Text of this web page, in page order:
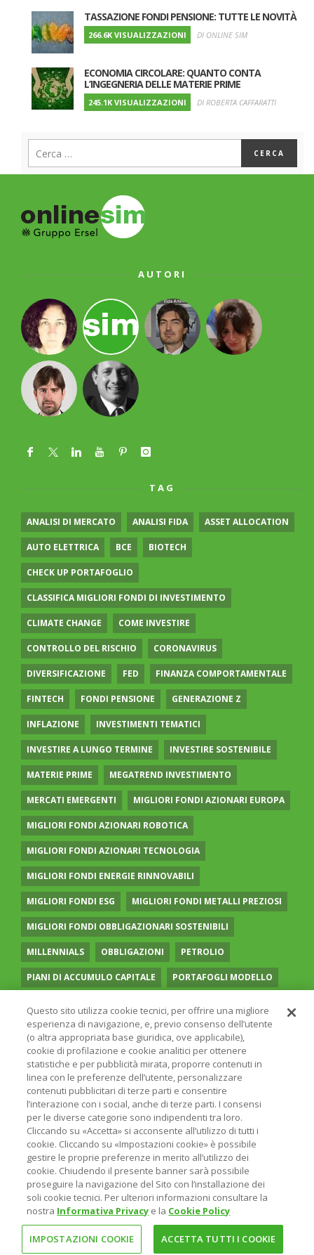
TASSAZIONE FONDI PENSIONE: TUTTE LE NOVITÀ
266.6K VISUALIZZAZIONI DI ONLINE SIM
ECONOMIA CIRCOLARE: QUANTO CONTA
L’INGEGNERIA DELLE MATERIE PRIME
245.1K VISUALIZZAZIONI DI ROBERTA CAFFARATTI
AUTORI
TAG
ANALISI DI MERCATO ANALISI FIDA ASSET ALLOCATION
AUTO ELETTRICA BCE BIOTECH
CHECK UP PORTAFOGLIO
CLASSIFICA MIGLIORI FONDI DI INVESTIMENTO
CLIMATE CHANGE COME INVESTIRE
CONTROLLO DEL RISCHIO CORONAVIRUS
DIVERSIFICAZIONE FED FINANZA COMPORTAMENTALE
FINTECH FONDI PENSIONE GENERAZIONE Z
INFLAZIONE INVESTIMENTI TEMATICI
INVESTIRE A LUNGO TERMINE INVESTIRE SOSTENIBILE
MATERIE PRIME MEGATREND INVESTIMENTO
MERCATI EMERGENTI MIGLIORI FONDI AZIONARI EUROPA
MIGLIORI FONDI AZIONARI ROBOTICA
MIGLIORI FONDI AZIONARI TECNOLOGIA
MIGLIORI FONDI ENERGIE RINNOVABILI
MIGLIORI FONDI ESG MIGLIORI FONDI METALLI PREZIOSI
MIGLIORI FONDI OBBLIGAZIONARI SOSTENIBILI
MILLENNIALS OBBLIGAZIONI PETROLIO
PIANI DI ACCUMULO CAPITALE PORTAFOGLI MODELLO
RISPARMIO GESTITO SOCIAL MEDIA STILE VALUE
TASSI UGUAGLIANZA DI GENERE VOLATILITÀ
© 2026 ONLINE SIM - ONLINE SIM È UNA SOCIETÀ DEL
GRUPPO BANCARIOERSEL - P.IVA 12927410154
PRIVACY POLICY
COOKIE INFORMAZIONI LEGALI
Questo sito utilizza cookie tecnici, per offrire una migliore
esperienza di navigazione, e, previo consenso dell’utente
(o altra appropriata base giuridica, ove applicabile),
cookie di profilazione e cookie analitici per ottenere
statistiche e per pubblicità mirata, proporre contenuti in
linea con le preferenze dell’utente, personalizzare
contenuti pubblicitari di terze parti e consentire
l’interazione con i social, anche di terze parti. I consensi
per le diverse categorie sono indipendenti tra loro.
Cliccando su «Accetta» si acconsente all’utilizzo di tutti i
cookie. Cliccando su «Impostazioni cookie» è possibile
gestire le proprie preferenze in merito all’utilizzo dei
cookie. Chiudendo il presente banner sarà possibile
proseguire la navigazione del Sito con l’installazione dei
soli cookie tecnici. Per ulteriori informazioni consultare la
nostra Informativa Privacy e la Cookie Policy
IMPOSTAZIONI COOKIE ACCETTA TUTTI I COOKIE